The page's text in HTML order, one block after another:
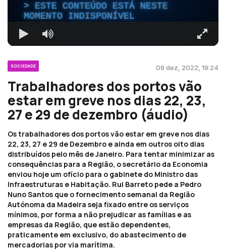
ESTE CONTEÚDO ESTÁ NESTE
MOMENTO INDISPONÍVEL
SOCIEDADE 09 dez, 2022, 19:24
Trabalhadores dos portos vão
estar em greve nos dias 22, 23,
27 e 29 de dezembro (áudio)
Os trabalhadores dos portos vão estar em greve nos dias
22, 23, 27 e 29 de Dezembro e ainda em outros oito dias
distribuídos pelo mês de Janeiro. Para tentar minimizar as
consequências para a Região, o secretário da Economia
enviou hoje um ofício para o gabinete do Ministro das
Infraestruturas e Habitação. Rui Barreto pede a Pedro
Nuno Santos que o fornecimento semanal da Região
Autónoma da Madeira seja fixado entre os serviços
mínimos, por forma a não prejudicar as famílias e as
empresas da Região, que estão dependentes,
praticamente em exclusivo, do abastecimento de
mercadorias por via marítima.